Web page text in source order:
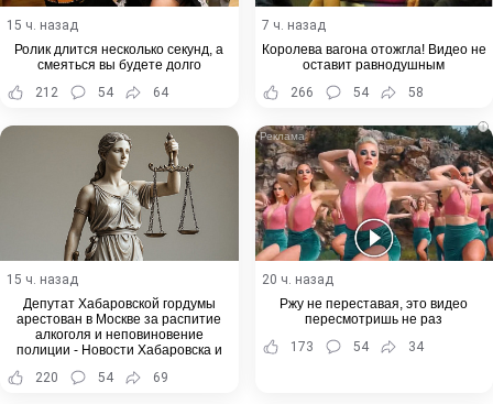
15 ч. назад
Ролик длится несколько секунд, а
смеяться вы будете долго
212
54 64
7 ч. назад
Королева вагона отожгла! Видео не
оставит равнодушным
266
54 58
15 ч. назад
Депутат Хабаровской гордумы
арестован в Москве за распитие
алкоголя и неповиновение
полиции - Новости Хабаровска и
220 54 69
i
20 ч. назад
Ржу не переставая, это видео
пересмотришь не раз
173
54 34